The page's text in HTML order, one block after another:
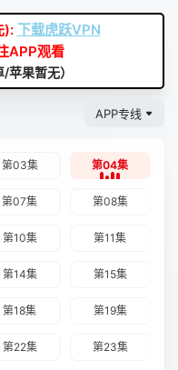
): 下载虎跃VPN
APP观看
苹果暂无）
APP专线
第03集 第04集
第07集 第08集
第10集 第11集
第14集 第15集
第18集 第19集
第22集 第23集